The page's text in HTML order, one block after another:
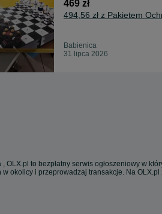
469 zł
494,56 zł z Pakietem
Babienica
31 lipca 2026
, OLX.pl to bezpłatny serwis ogłoszeniowy w
w okolicy i przeprowadzaj transakcje. Na